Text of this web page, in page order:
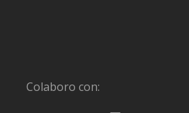
Colaboro con: